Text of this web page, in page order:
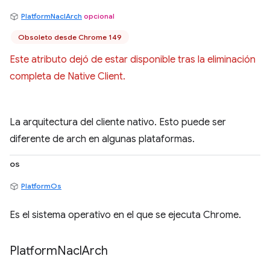
PlatformNaclArch opcional
Obsoleto desde Chrome 149
Este atributo dejó de estar disponible tras la eliminación
completa de Native Client.
La arquitectura del cliente nativo. Esto puede ser
diferente de arch en algunas plataformas.
os
PlatformOs
Es el sistema operativo en el que se ejecuta Chrome.
PlatformNaclArch